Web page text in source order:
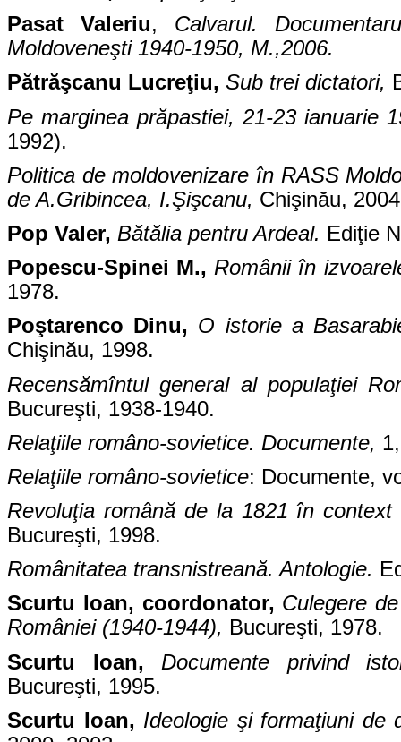
Pasat Valeriu, Calvarul.
Moldoveneşti 1940-1950, M.,2006.
Pătrăşcanu Lucreţiu, Sub trei dictatori,
Pe marginea prăpastiei, 21-23 ianuarie
1992).
Politica de moldovenizare în RASS
de A.Gribincea, I.Şişcanu, Chişinău,
Pop Valer, Bătălia pentru Ardeal. Ediţie
Popescu-Spinei M., Românii în
1978.
Poştarenco Dinu, O istorie a
Chişinău, 1998.
Recensămîntul general al populaţiei
Bucureşti, 1938-1940.
Relaţiile româno-sovietice. Documente,
Relaţiile româno-sovietice: Documente,
Revoluţia română de la 1821 în
Bucureşti, 1998.
Românitatea transnistreană. Antologie.
Scurtu Ioan, coordonator, Culegere
României (1940-1944), Bucureşti, 1978.
Scurtu Ioan, Documente privind
Bucureşti, 1995.
Scurtu Ioan, Ideologie şi formaţiuni